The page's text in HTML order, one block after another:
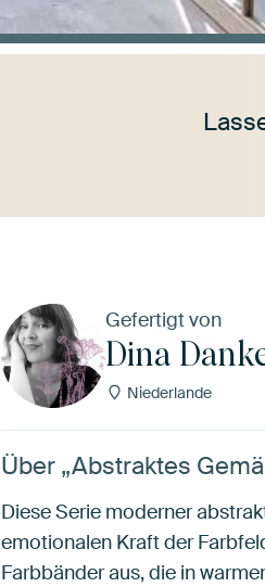
Gefertigt von
Dina
Niederlande
Über „Abstraktes
Diese Serie moderner
emotionalen Kraft der
Farbbänder aus, die in